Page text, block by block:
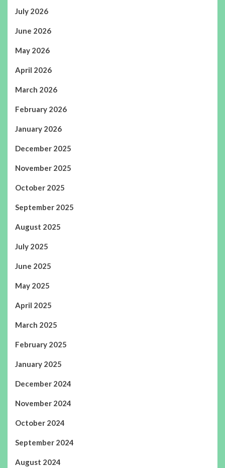
July 2026
June 2026
May 2026
April 2026
March 2026
February 2026
January 2026
December 2025
November 2025
October 2025
September 2025
August 2025
July 2025
June 2025
May 2025
April 2025
March 2025
February 2025
January 2025
December 2024
November 2024
October 2024
September 2024
August 2024